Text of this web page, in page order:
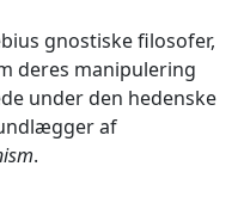
gnostiske filosofer,
deres manipulering
under den hedenske
af
.